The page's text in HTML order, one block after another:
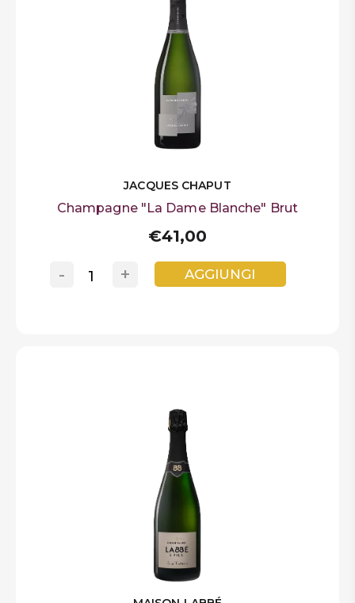
JACQUES CHAPUT
Champagne "La Dame Blanche" Brut
€41,00
+
- AGGIUNGI